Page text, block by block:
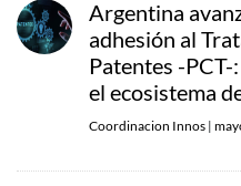
Argentina
adhesión al
Patentes -
el ecosistema
Coordinacion Innos |